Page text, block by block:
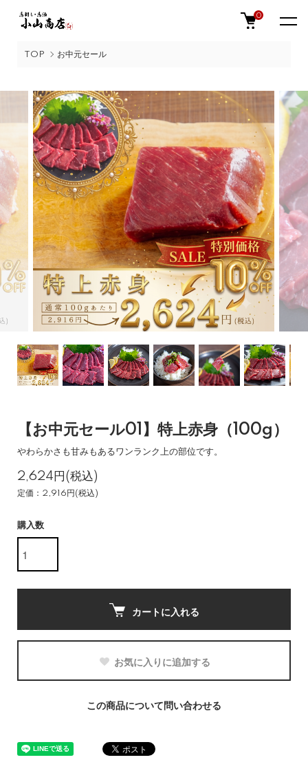
0
TOP お中元セール
【お中元セール01】特上赤身（100g）
やわらかさも甘みもあるワンランク上の部位です。
2,624円(税込)
定価：2,916円(税込)
購入数
カートに入れる
お気に入りに追加する
この商品について問い合わせる